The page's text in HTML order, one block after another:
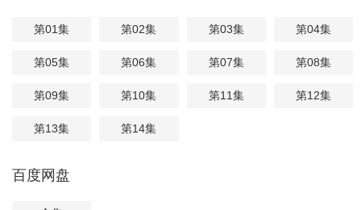
第01集 第02集 第03集 第04集
第05集 第06集 第07集 第08集
第09集 第10集 第11集 第12集
第13集 第14集
百度网盘